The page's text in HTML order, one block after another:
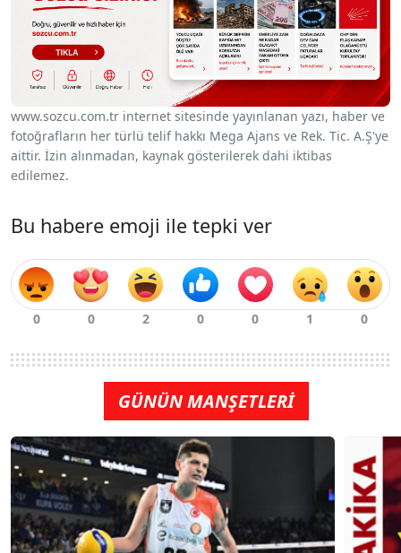
www.sozcu.com.tr internet sitesinde yayınlanan yazı, haber ve
fotoğrafların her türlü telif hakkı Mega Ajans ve Rek. Tic. A.Ş'ye
aittir. İzin alınmadan, kaynak gösterilerek dahi iktibas
edilemez.
Bu habere emoji ile tepki ver
GÜNÜN MANŞETLERİ